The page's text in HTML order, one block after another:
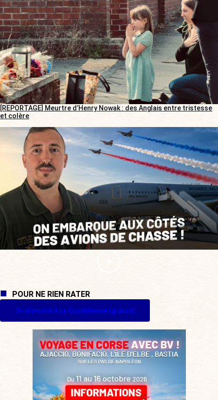
[REPORTAGE] Meurtre d’Henry Nowak : des Anglais entre tristesse
et colère
POUR NE RIEN RATER
Je m'inscris à La Quotidienne (gratuit)